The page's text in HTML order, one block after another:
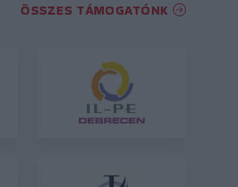
ÖSSZES TÁMOGATÓNK